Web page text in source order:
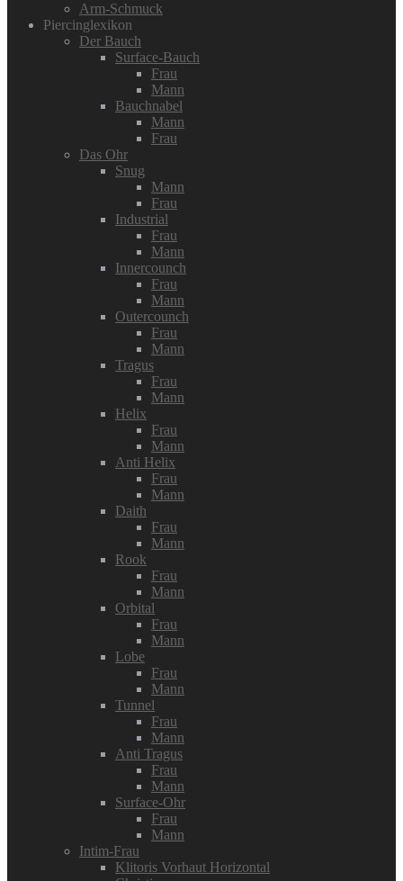
Arm-Schmuck
Piercinglexikon
Der Bauch
Surface-Bauch
Frau
Mann
Bauchnabel
Mann
Frau
Das Ohr
Snug
Mann
Frau
Industrial
Frau
Mann
Innercounch
Frau
Mann
Outercounch
Frau
Mann
Tragus
Frau
Mann
Helix
Frau
Mann
Anti Helix
Frau
Mann
Daith
Frau
Mann
Rook
Frau
Mann
Orbital
Frau
Mann
Lobe
Frau
Mann
Tunnel
Frau
Mann
Anti Tragus
Frau
Mann
Surface-Ohr
Frau
Mann
Intim-Frau
Klitoris Vorhaut Horizontal